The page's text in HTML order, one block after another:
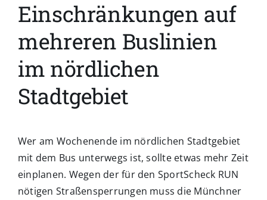
Einschränkungen auf
mehreren Buslinien
im nördlichen
Stadtgebiet
Wer am Wochenende im nördlichen Stadtgebiet
mit dem Bus unterwegs ist, sollte etwas mehr Zeit
einplanen. Wegen der für den SportScheck RUN
nötigen Straßensperrungen muss die Münchner